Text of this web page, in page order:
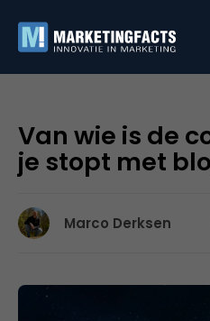
Van wie is de
je stopt met
Marco Derksen